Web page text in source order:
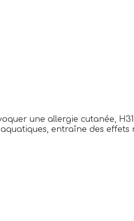
une allergie cutanée,
entraîne des effets